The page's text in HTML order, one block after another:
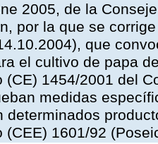
2005, de la
por la que se
que
el cultivo de papa
(CE) 1454/2001 del
medidas
determinados
(CEE) 1601/92